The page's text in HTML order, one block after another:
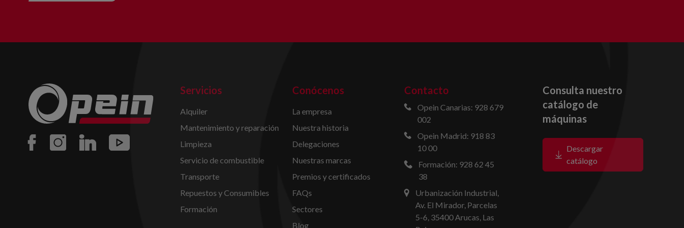
Servicios
Alquiler
Mantenimiento y reparación
Limpieza
Servicio de combustible
Transporte
Repuestos y Consumibles
Formación
Conócenos
La empresa
Nuestra historia
Delegaciones
Nuestras marcas
Premios y certificados
FAQs
Sectores
Blog
Contacto
Opein Canarias: 928 679
002
Opein Madrid: 918 83
10 00
Formación: 928 62 45
38
Urbanización Industrial,
Av. El Mirador, Parcelas
5-6, 35400 Arucas, Las
Consulta nuestro
catálogo de
máquinas
Descargar
catálogo